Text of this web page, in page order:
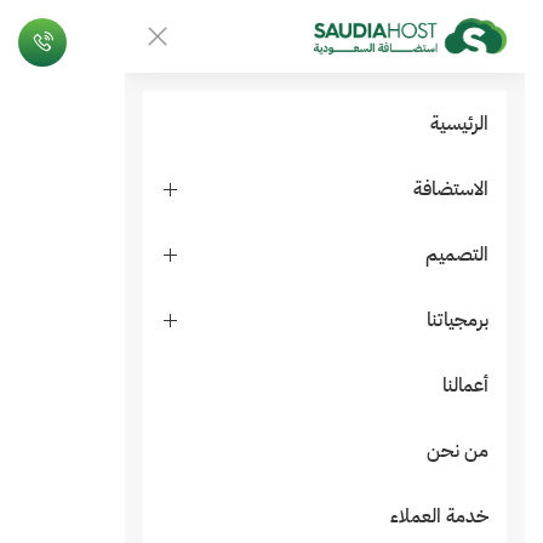
الرئيسية
الاستضافة
التصميم
برمجياتنا
أعمالنا
من نحن
خدمة العملاء